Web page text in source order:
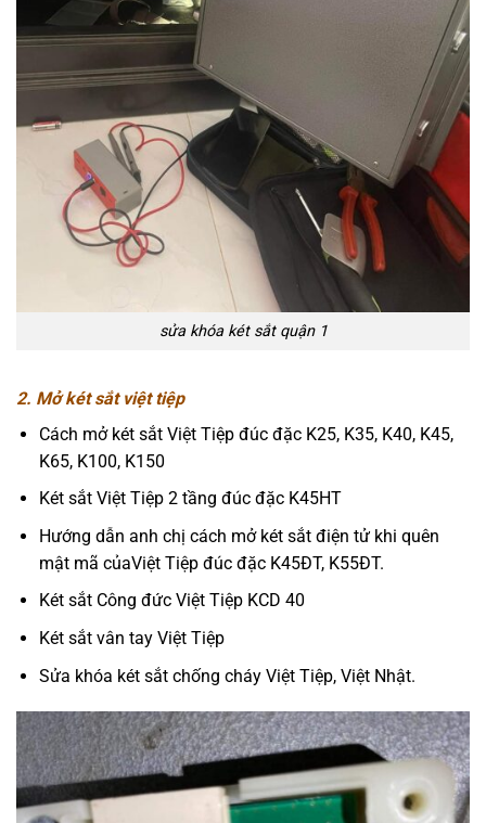
sửa khóa két sắt quận 1
2. Mở két sắt việt tiệp
Cách mở két sắt Việt Tiệp đúc đặc K25, K35, K40, K45,
K65, K100, K150
Két sắt Việt Tiệp 2 tầng đúc đặc K45HT
Hướng dẫn anh chị cách mở két sắt điện tử khi quên
mật mã củaViệt Tiệp đúc đặc K45ĐT, K55ĐT.
Két sắt Công đức Việt Tiệp KCD 40
Két sắt vân tay Việt Tiệp
Sửa khóa két sắt chống cháy Việt Tiệp, Việt Nhật.